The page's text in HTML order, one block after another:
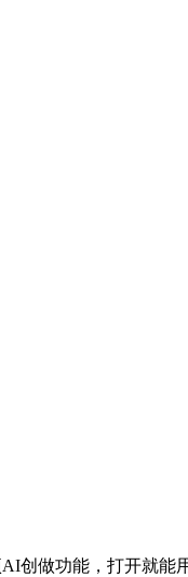
做功能，打开就能